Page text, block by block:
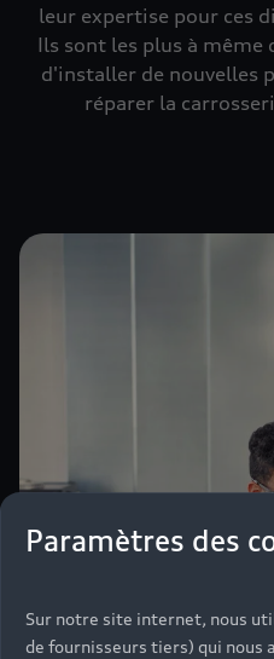
leur expertise pour ces
Ils sont les plus à même
d'installer de nouvelles
réparer la
Paramètres des
Sur notre site internet, nous
de fournisseurs tiers) qui nous